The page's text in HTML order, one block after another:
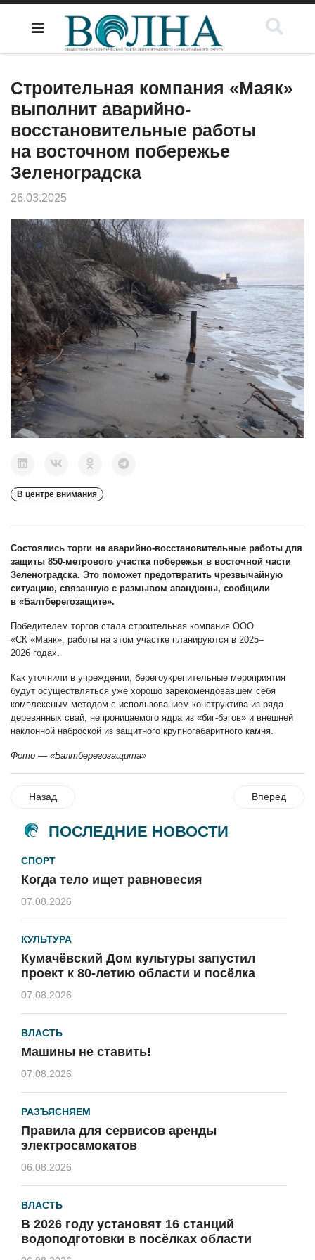
Строительная компания «Маяк»
выполнит аварийно-
восстановительные работы
на восточном побережье
Зеленоградска
26.03.2025
В центре внимания
Состоялись торги на аварийно-восстановительные работы для
защиты 850-метрового участка побережья в восточной части
Зеленоградска. Это поможет предотвратить чрезвычайную
ситуацию, связанную с размывом авандюны, сообщили
в «Балтберегозащите».
Победителем торгов стала строительная компания ООО
«СК «Маяк», работы на этом участке планируются в 2025–
2026 годах.
Как уточнили в учреждении, берегоукрепительные мероприятия
будут осуществляться уже хорошо зарекомендовавшем себя
комплексным методом с использованием конструктива из ряда
деревянных свай, непроницаемого ядра из «биг-бэгов» и внешней
наклонной наброской из защитного крупногабаритного камня.
Фото — «Балтберегозащита»
Назад Вперед
ПОСЛЕДНИЕ НОВОСТИ
СПОРТ
Когда тело ищет равновесия
07.08.2026
КУЛЬТУРА
Кумачёвский Дом культуры запустил
проект к 80-летию области и посёлка
07.08.2026
ВЛАСТЬ
Машины не ставить!
07.08.2026
РАЗЪЯСНЯЕМ
Правила для сервисов аренды
электросамокатов
06.08.2026
ВЛАСТЬ
В 2026 году установят 16 станций
водоподготовки в посёлках области